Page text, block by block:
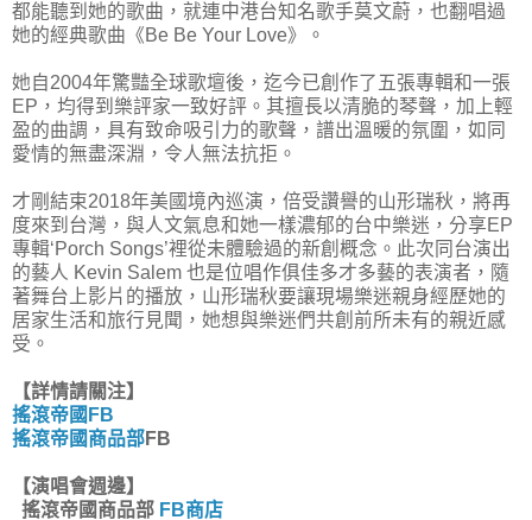
都能聽到她的歌曲，就連中港台知名歌手莫文蔚，也翻唱過
她的經典歌曲《Be Be Your Love》。
她自2004年驚豔全球歌壇後，迄今已創作了五張專輯和一張
EP，均得到樂評家一致好評。其擅長以清脆的琴聲，加上輕
盈的曲調，具有致命吸引力的歌聲，譜出溫暖的氛圍，如同
愛情的無盡深淵，令人無法抗拒。
才剛結束2018年美國境內巡演，倍受讚譽的山形瑞秋，將再
度來到台灣，與人文氣息和她一樣濃郁的台中樂迷，分享EP
專輯‘Porch Songs’裡從未體驗過的新創概念。此次同台演出
的藝人 Kevin Salem 也是位唱作俱佳多才多藝的表演者，隨
著舞台上影片的播放，山形瑞秋要讓現場樂迷親身經歷她的
居家生活和旅行見聞，她想與樂迷們共創前所未有的親近感
受。
【詳情請關注】
搖滾帝國FB
搖滾帝國商品部FB
【演唱會週邊】
搖滾帝國商品部 FB商店